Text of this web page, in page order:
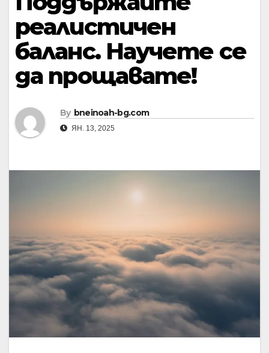
реалистичен
баланс. Научете се
да прощавате!
By bneinoah-bg.com
ЯН. 13, 2025